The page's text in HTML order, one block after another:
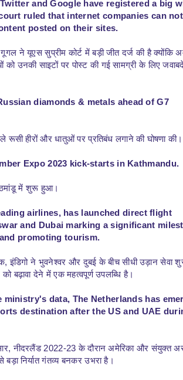
and Google have registered a big
ruled that internet companies can
posted on their sites.
ने यूएस सुप्रीम कोर्ट में बड़ी जीत दर्ज की है क्योंकि
उनकी साइटों पर पोस्ट की गई सामग्री के लिए
diamonds & metals ahead of G7
हीरों और धातुओं पर प्रतिबंध लगाने की घोषणा की।
Expo 2023 kick-starts in Kathmandu.
में शुरू हुआ।
airlines, has launched direct flight
and Dubai marking a significant
promoting tourism.
इंडिगो ने भुवनेश्वर और दुबई के बीच सीधी उड़ान सेवा
बढ़ावा देने में एक महत्वपूर्ण उपलब्धि है।
data, The Netherlands has
destination after the US and UAE
नीदरलैंड 2022-23 के दौरान अमेरिका और संयुक्त
बड़ा निर्यात गंतव्य बनकर उभरा है।